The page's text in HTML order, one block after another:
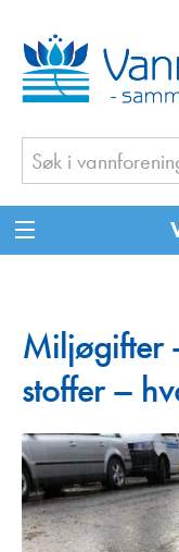
Miljøgifter
stoffer –